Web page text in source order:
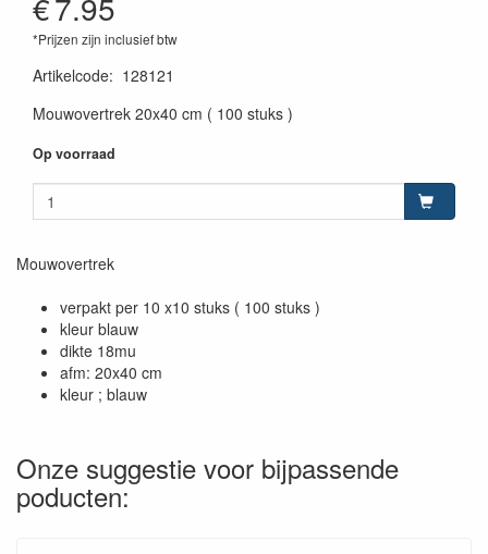
*Prijzen zijn inclusief btw
Artikelcode: 128121
Mouwovertrek 20x40 cm ( 100 stuks )
Op voorraad
Mouwovertrek
verpakt per 10 x10 stuks ( 100 stuks )
kleur blauw
dikte 18mu
afm: 20x40 cm
kleur ; blauw
Onze suggestie voor bijpassende
poducten: